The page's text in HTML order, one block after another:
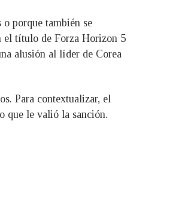
porque también se
el título de Forza Horizon 5
alusión al líder de Corea
Para contextualizar, el
que le valió la sanción.